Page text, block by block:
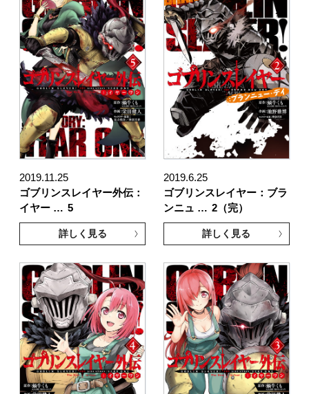
2019.11.25
ゴブリンスレイヤー外伝：
イヤー … 5
詳しく見る
2019.6.25
ゴブリンスレイヤー：ブラ
ンニュ … 2（完）
詳しく見る